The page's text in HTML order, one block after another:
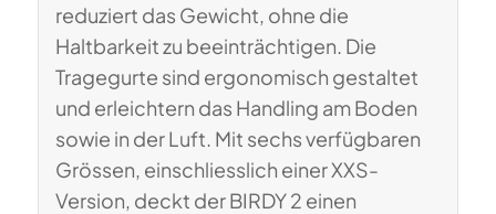
reduziert das Gewicht, ohne die
Haltbarkeit zu beeinträchtigen. Die
Tragegurte sind ergonomisch gestaltet
und erleichtern das Handling am Boden
sowie in der Luft. Mit sechs verfügbaren
Grössen, einschliesslich einer XXS-
Version, deckt der BIRDY 2 einen